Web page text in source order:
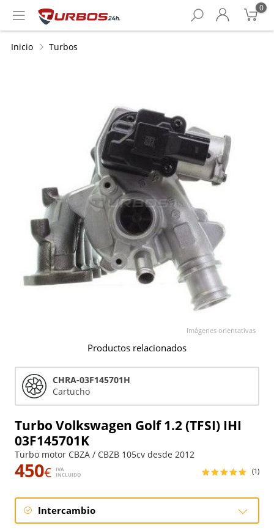
0
Inicio Turbos
Turbo Volkswagen Golf 1.2 (TFSI) IHI
03F145701K
Turbo motor CBZA / CBZB 105cv desde 2012
450€
IVA
INCLUIDO
(1)
Intercambio
Imágenes orientativas
Productos relacionados
CHRA-03F145701H
Cartucho